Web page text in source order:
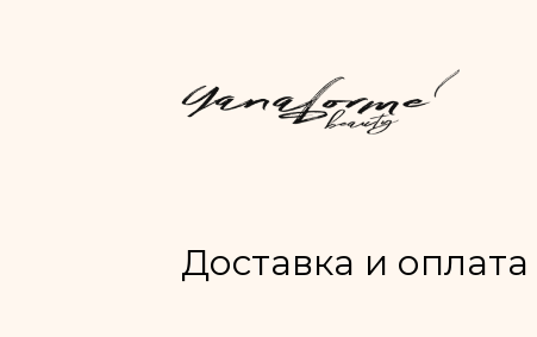
Доставка и оплата